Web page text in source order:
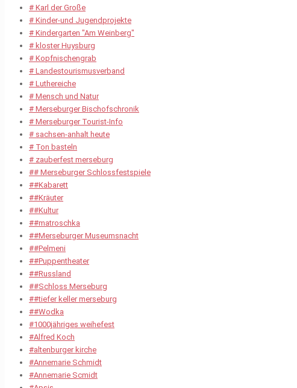
# Karl der Große
# Kinder-und Jugendprojekte
# Kindergarten "Am Weinberg"
# kloster Huysburg
# Kopfnischengrab
# Landestourismusverband
# Luthereiche
# Mensch und Natur
# Merseburger Bischofschronik
# Merseburger Tourist-Info
# sachsen-anhalt heute
# Ton basteln
# zauberfest merseburg
## Merseburger Schlossfestspiele
##Kabarett
##Kräuter
##Kultur
##matroschka
##Merseburger Museumsnacht
##Pelmeni
##Puppentheater
##Russland
##Schloss Merseburg
##tiefer keller merseburg
##Wodka
#1000jähriges weihefest
#Alfred Koch
#altenburger kirche
#Annemarie Schmidt
#Annemarie Scmidt